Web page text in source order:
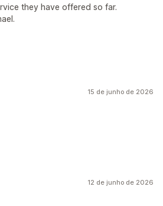
they have offered so far.
15 de junho de 2026
12 de junho de 2026